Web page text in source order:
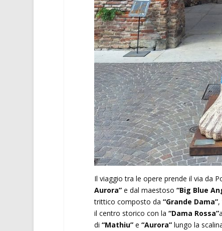
Il viaggio tra le opere prende il via da
Aurora”e dal maestoso “Big Blue
trittico composto da “Grande Dama”,
il centro storico con la “Dama Rossa”
di “Mathiu”e “Aurora”lungo la